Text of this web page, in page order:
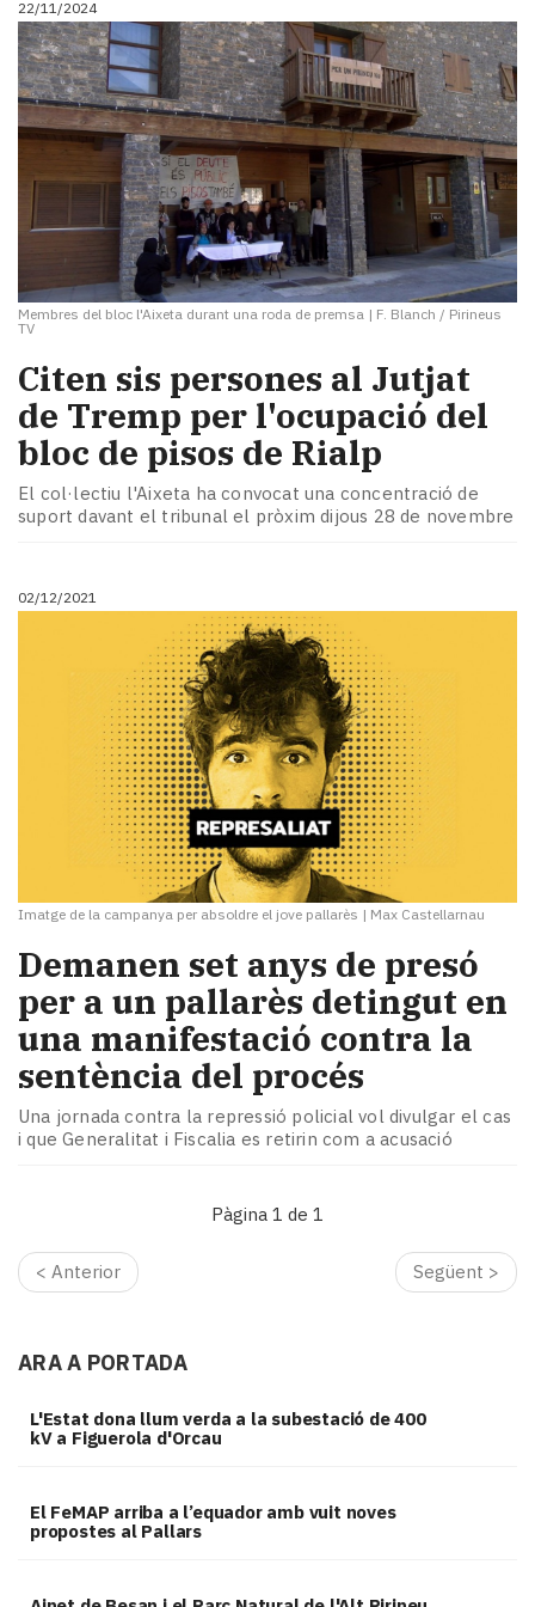
i
turisme
Cultura
Esports
Mai
tant!
TV
mitjans
temps
Reportatges
Enquestes
A
escena!
Dis
la
teva!
newsletter
patrocinat
Editorial
22/11/2024
Membres del bloc l'Aixeta durant una roda de premsa | F. Blanch / Pirineus
TV
Citen sis persones al Jutjat
de Tremp per l'ocupació del
bloc de pisos de Rialp
El col·lectiu l'Aixeta ha convocat una concentració de
suport davant el tribunal el pròxim dijous 28 de novembre
02/12/2021
Imatge de la campanya per absoldre el jove pallarès | Max Castellarnau
Demanen set anys de presó
per a un pallarès detingut en
una manifestació contra la
sentència del procés
Una jornada contra la repressió policial vol divulgar el cas
i que Generalitat i Fiscalia es retirin com a acusació
Pàgina 1 de 1
< Anterior Següent >
ARA A PORTADA
L'Estat dona llum verda a la subestació de 400
kV a Figuerola d'Orcau
El FeMAP arriba a l’equador amb vuit noves
propostes al Pallars